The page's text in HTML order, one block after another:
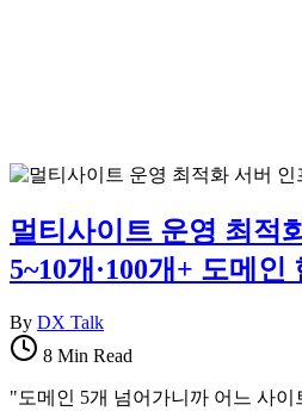
멀티사이트 운영 최적
5~10개·100개+ 도메인
By DX Talk
8 Min Read
"도메인 5개 넘어가니까 어느 사